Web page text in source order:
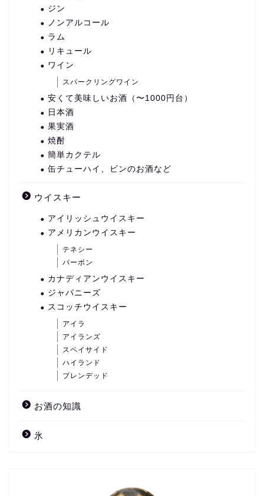
ジン
ノンアルコール
ラム
リキュール
ワイン
スパークリングワイン
安くて美味しいお酒（〜1000円台）
日本酒
果実酒
焼酎
簡単カクテル
缶チューハイ、ビンのお酒など
ウイスキー
アイリッシュウイスキー
アメリカンウイスキー
テネシー
バーボン
カナディアンウイスキー
ジャパニーズ
スコッチウイスキー
アイラ
アイランズ
スペイサイド
ハイランド
ブレンデッド
お酒の知識
氷